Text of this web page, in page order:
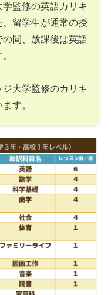
監修の英語カリキ
、留学生が通常の授
間、放課後は英語
大学監修のカリキ
す。